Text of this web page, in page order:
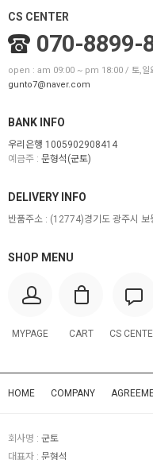
CS CENTER
070-8899-
open : am 09:00 ~ pm 18:00 / 토,일
gunto7@naver.com
BANK INFO
우리은행 1005902908414
예금주 : 문형석(군토)
SHOP MENU
MYPAGE CART CS
DELIVERY INFO
반품주소 : (12774)경기도 광주시
HOME COMPANY
회사명 : 군토
대표자 : 문형석